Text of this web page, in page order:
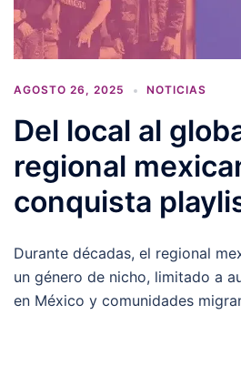
AGOSTO 26, 2025 NOTICIAS
Del local al
regional
conquista
Durante décadas, el regional
un género de nicho, limitado a
en México y comunidades